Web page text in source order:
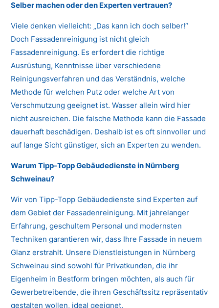
Selber machen oder den Experten vertrauen?
Viele denken vielleicht: „Das kann ich doch selber!“
Doch Fassadenreinigung ist nicht gleich
Fassadenreinigung. Es erfordert die richtige
Ausrüstung, Kenntnisse über verschiedene
Reinigungsverfahren und das Verständnis, welche
Methode für welchen Putz oder welche Art von
Verschmutzung geeignet ist. Wasser allein wird hier
nicht ausreichen. Die falsche Methode kann die Fassade
dauerhaft beschädigen. Deshalb ist es oft sinnvoller und
auf lange Sicht günstiger, sich an Experten zu wenden.
Warum Tipp-Topp Gebäudedienste in Nürnberg
Schweinau?
Wir von Tipp-Topp Gebäudedienste sind Experten auf
dem Gebiet der Fassadenreinigung. Mit jahrelanger
Erfahrung, geschultem Personal und modernsten
Techniken garantieren wir, dass Ihre Fassade in neuem
Glanz erstrahlt. Unsere Dienstleistungen in Nürnberg
Schweinau sind sowohl für Privatkunden, die ihr
Eigenheim in Bestform bringen möchten, als auch für
Gewerbetreibende, die ihren Geschäftssitz repräsentativ
gestalten wollen, ideal geeignet.